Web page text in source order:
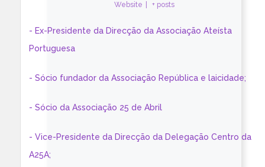
Website + posts
- Ex-Presidente da Direcção da Associação Ateísta
Portuguesa
- Sócio fundador da Associação República e laicidade;
- Sócio da Associação 25 de Abril
- Vice-Presidente da Direcção da Delegação Centro da
A25A;